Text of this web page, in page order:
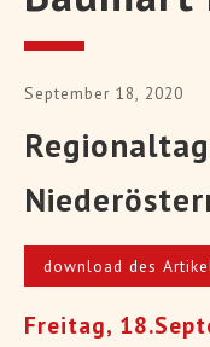
September 18, 2020
download des
Freitag,